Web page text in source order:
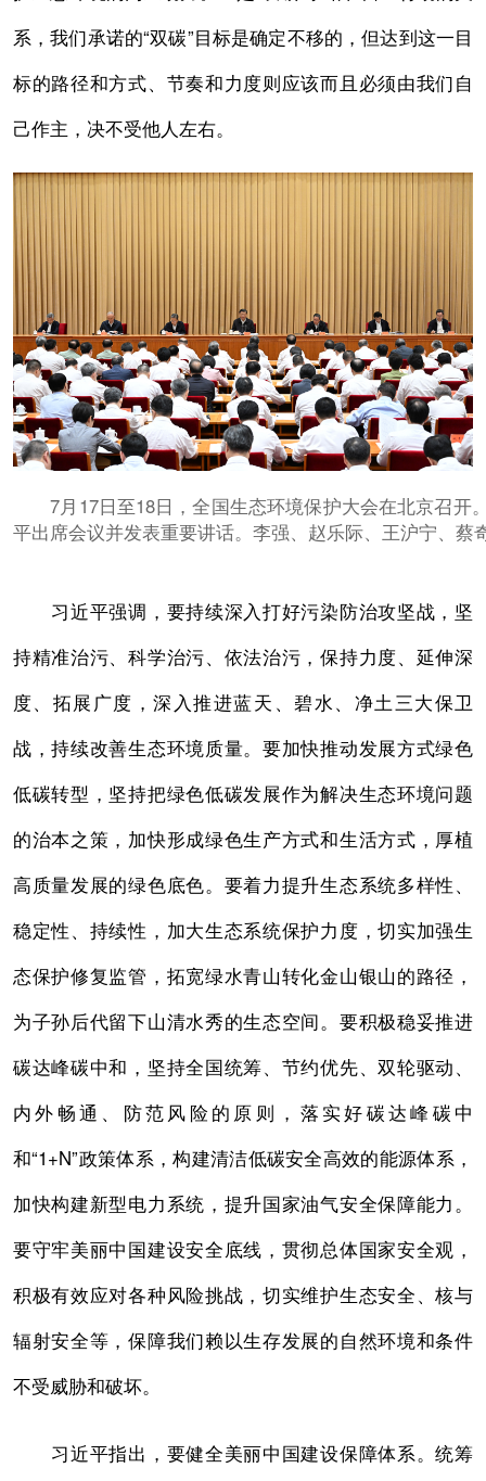
系，我们承诺的“双碳”目标是确定不移的，但达到这一目
标的路径和方式、节奏和力度则应该而且必须由我们自
己作主，决不受他人左右。
7月17日至18日，全国生态环境保护大会在北京召开
平出席会议并发表重要讲话。李强、赵乐际、王沪宁、蔡
习近平强调，要持续深入打好污染防治攻坚战，坚
持精准治污、科学治污、依法治污，保持力度、延伸深
度、拓展广度，深入推进蓝天、碧水、净土三大保卫
战，持续改善生态环境质量。要加快推动发展方式绿色
低碳转型，坚持把绿色低碳发展作为解决生态环境问题
的治本之策，加快形成绿色生产方式和生活方式，厚植
高质量发展的绿色底色。要着力提升生态系统多样性、
稳定性、持续性，加大生态系统保护力度，切实加强生
态保护修复监管，拓宽绿水青山转化金山银山的路径，
为子孙后代留下山清水秀的生态空间。要积极稳妥推进
碳达峰碳中和，坚持全国统筹、节约优先、双轮驱动、
内外畅通、防范风险的原则，落实好碳达峰碳中
和“1+N”政策体系，构建清洁低碳安全高效的能源体系，
加快构建新型电力系统，提升国家油气安全保障能力。
要守牢美丽中国建设安全底线，贯彻总体国家安全观，
积极有效应对各种风险挑战，切实维护生态安全、核与
辐射安全等，保障我们赖以生存发展的自然环境和条件
不受威胁和破坏。
习近平指出，要健全美丽中国建设保障体系。统筹